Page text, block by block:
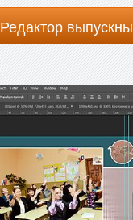
Редактор